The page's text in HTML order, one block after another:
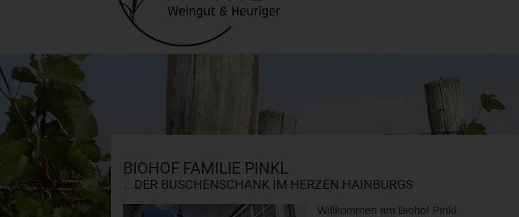
BIOHOF FAMILIE PINKL
...DER BUSCHENSCHANK IM HERZEN HAINBURGS
Willkommen am Biohof Pinkl